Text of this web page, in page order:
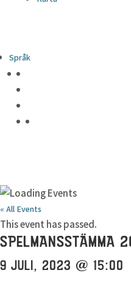
Språk
« All Events
This event has passed.
SPELMANSSTÄMMA
9 JULI, 2023 @ 15:00